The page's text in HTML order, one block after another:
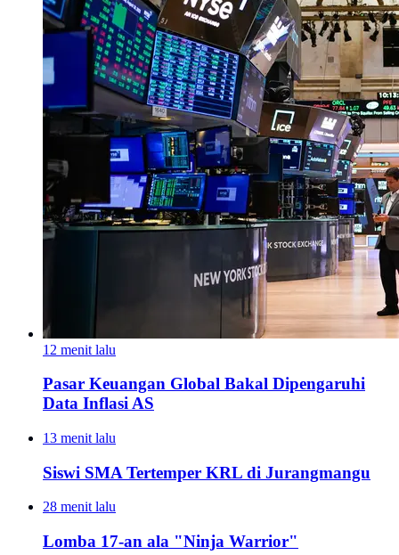
12 menit lalu
Pasar Keuangan Global Bakal Dipengaruhi
Data Inflasi AS
13 menit lalu
Siswi SMA Tertemper KRL di Jurangmangu
28 menit lalu
Lomba 17-an ala "Ninja Warrior"